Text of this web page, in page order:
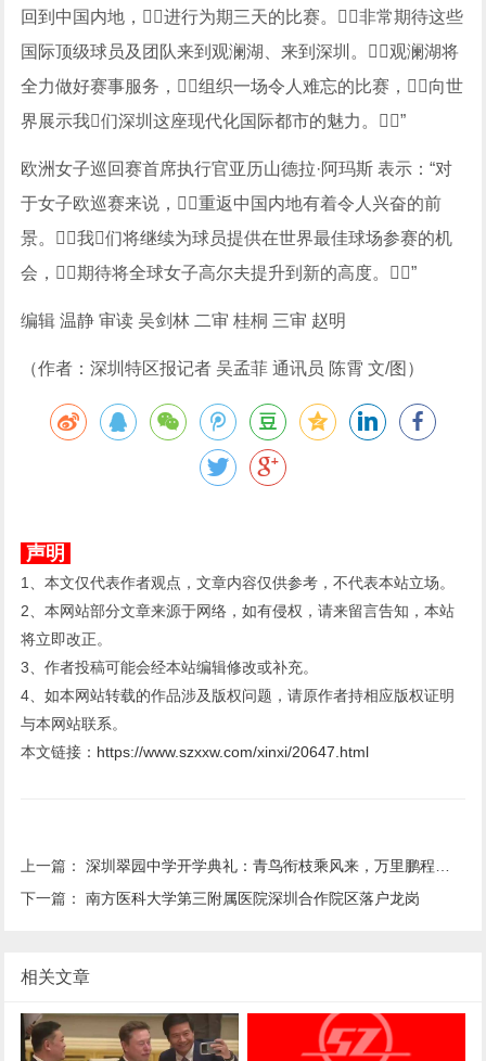
回到中国内地，进行为期三天的比赛。非常期待这些
国际顶级球员及团队来到观澜湖、来到深圳。观澜湖将
全力做好赛事服务，组织一场令人难忘的比赛，向世
界展示我们深圳这座现代化国际都市的魅力。”
欧洲女子巡回赛首席执行官亚历山德拉·阿玛斯 表示：“对
于女子欧巡赛来说，重返中国内地有着令人兴奋的前
景。我们将继续为球员提供在世界最佳球场参赛的机
会，期待将全球女子高尔夫提升到新的高度。”
编辑 温静 审读 吴剑林 二审 桂桐 三审 赵明
（作者：深圳特区报记者 吴孟菲 通讯员 陈霄 文/图）
声明
1、本文仅代表作者观点，文章内容仅供参考，不代表本站立场。
2、本网站部分文章来源于网络，如有侵权，请来留言告知，本站
将立即改正。
3、作者投稿可能会经本站编辑修改或补充。
4、如本网站转载的作品涉及版权问题，请原作者持相应版权证明
与本网站联系。
本文链接： https://www.szxxw.com/xinxi/20647.html
上一篇：深圳翠园中学开学典礼：青鸟衔枝乘风来，万里鹏程自此开
下一篇：南方医科大学第三附属医院深圳合作院区落户龙岗
相关文章